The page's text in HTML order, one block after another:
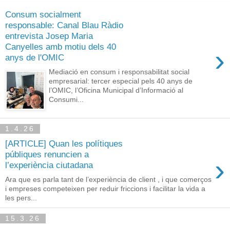
Consum socialment
responsable: Canal Blau Ràdio
entrevista Josep Maria
Canyelles amb motiu dels 40
anys de l'OMIC
›
Mediació en consum i responsabilitat social
empresarial: tercer especial pels 40 anys de
l’OMIC, l’Oficina Municipal d’Informació al
Consumi...
1.4.26
[ARTICLE] Quan les polítiques
públiques renuncien a
l’experiència ciutadana
›
Ara que es parla tant de l’experiència de client , i que comerços
i empreses competeixen per reduir friccions i facilitar la vida a
les pers...
15.3.26